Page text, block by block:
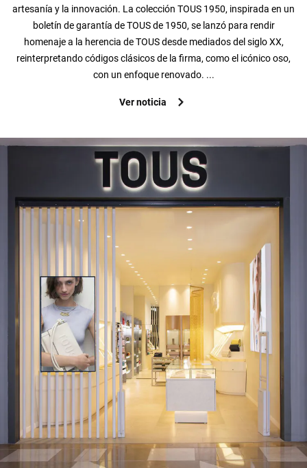
artesanía y la innovación. La colección TOUS 1950, inspirada en un
boletín de garantía de TOUS de 1950, se lanzó para rendir
homenaje a la herencia de TOUS desde mediados del siglo XX,
reinterpretando códigos clásicos de la firma, como el icónico oso,
con un enfoque renovado. ...
Ver noticia